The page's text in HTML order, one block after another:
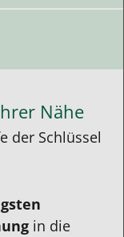
Nähe
der Schlüssel
in die